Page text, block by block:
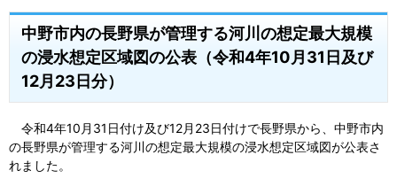
中野市内の長野県が管理する河川の想定最大規模
の浸水想定区域図の公表（令和4年10月31日及び
12月23日分）
令和4年10月31日付け及び12月23日付けで長野県から、中野市内
の長野県が管理する河川の想定最大規模の浸水想定区域図が公表さ
れました。